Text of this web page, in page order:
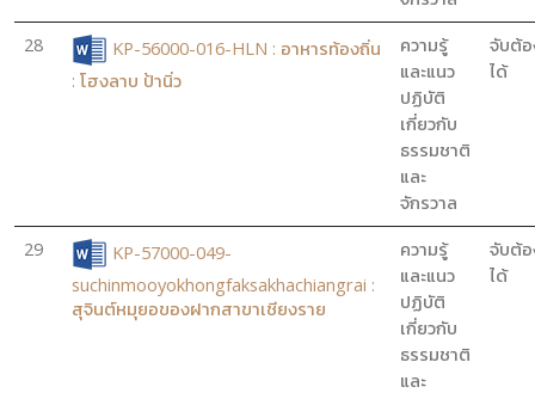
28
KP-56000-016-HLN : อาหารท้องถิ่น
: โฮงลาบ ป้านิ่ว
ความรู้
และแนว
ปฏิบัติ
เกี่ยวกับ
ธรรมชาติ
และ
จักรวาล
จับต้
ได้
29
KP-57000-049-
suchinmooyokhongfaksakhachiangrai :
สุจินต์หมุยอของฝากสาขาเชียงราย
ความรู้
และแนว
ปฏิบัติ
เกี่ยวกับ
ธรรมชาติ
และ
จับต้
ได้